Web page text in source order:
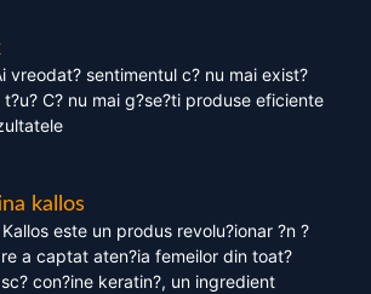
vreodat? sentimentul c? nu mai exist?
C? nu mai g?se?ti produse eficiente
kallos
este un produs revolu?ionar ?n ?
a captat aten?ia femeilor din toat?
con?ine keratin?, un ingredient